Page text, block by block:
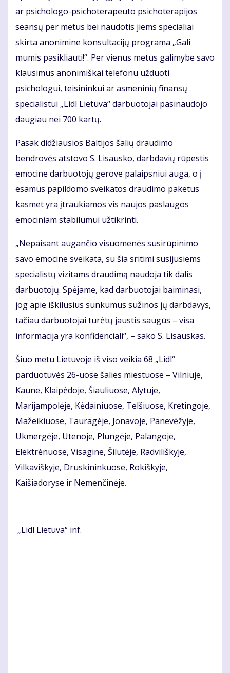
ar psichologo-psichoterapeuto psichoterapijos
seansų per metus bei naudotis jiems specialiai
skirta anonimine konsultacijų programa „Gali
mumis pasikliauti!“. Per vienus metus galimybe savo
klausimus anonimiškai telefonu užduoti
psichologui, teisininkui ar asmeninių finansų
specialistui „Lidl Lietuva“ darbuotojai pasinaudojo
daugiau nei 700 kartų.
Pasak didžiausios Baltijos šalių draudimo
bendrovės atstovo S. Lisausko, darbdavių rūpestis
emocine darbuotojų gerove palaipsniui auga, o į
esamus papildomo sveikatos draudimo paketus
kasmet yra įtraukiamos vis naujos paslaugos
emociniam stabilumui užtikrinti.
„Nepaisant augančio visuomenės susirūpinimo
savo emocine sveikata, su šia sritimi susijusiems
specialistų vizitams draudimą naudoja tik dalis
darbuotojų. Spėjame, kad darbuotojai baiminasi,
jog apie iškilusius sunkumus sužinos jų darbdavys,
tačiau darbuotojai turėtų jaustis saugūs – visa
informacija yra konfidenciali“, – sako S. Lisauskas.
Šiuo metu Lietuvoje iš viso veikia 68 „Lidl“
parduotuvės 26-uose šalies miestuose – Vilniuje,
Kaune, Klaipėdoje, Šiauliuose, Alytuje,
Marijampolėje, Kėdainiuose, Telšiuose, Kretingoje,
Mažeikiuose, Tauragėje, Jonavoje, Panevėžyje,
Ukmergėje, Utenoje, Plungėje, Palangoje,
Elektrėnuose, Visagine, Šilutėje, Radviliškyje,
Vilkaviškyje, Druskininkuose, Rokiškyje,
Kaišiadoryse ir Nemenčinėje.
„Lidl Lietuva“ inf.